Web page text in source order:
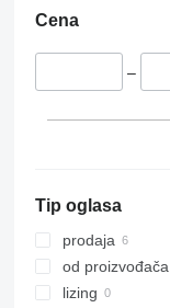
Cena
–
Tip oglasa
prodaja
od proizvođača
lizing